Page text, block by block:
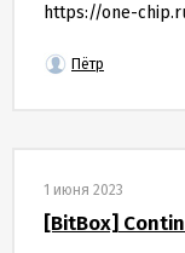
https://one-
Пётр
1 июня 2023
[BitBox]